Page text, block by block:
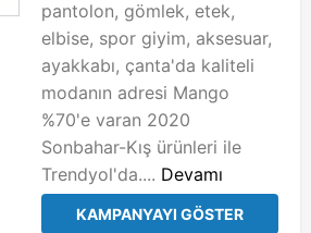
pantolon, gömlek, etek,
elbise, spor giyim, aksesuar,
ayakkabı, çanta'da kaliteli
modanın adresi Mango
%70'e varan 2020
Sonbahar-Kış ürünleri ile
Trendyol'da.... Devamı
KAMPANYAYI GÖSTER